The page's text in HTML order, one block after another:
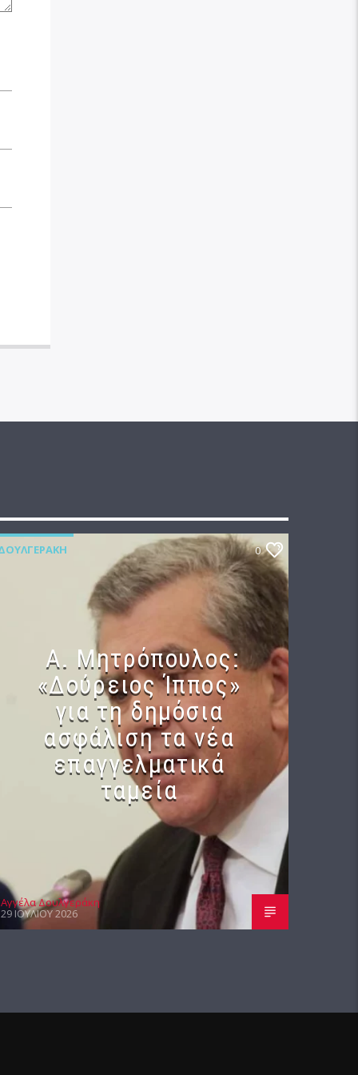
0
Α. Μητρόπουλος:
«Δούρειος Ίππος»
για τη δημόσια
ασφάλιση τα νέα
επαγγελματικά
ταμεία
Αγγέλα Δουλγεράκη
29 ΙΟΥΛΊΟΥ 2026